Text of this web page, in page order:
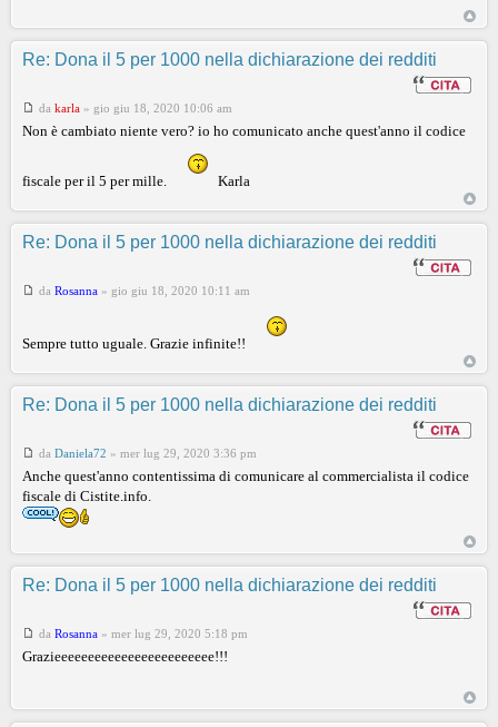
Re: Dona il 5 per 1000 nella dichiarazione dei redditi
da karla » gio giu 18, 2020 10:06 am
Non è cambiato niente vero? io ho comunicato anche quest'anno il codice
fiscale per il 5 per mille. Karla
Re: Dona il 5 per 1000 nella dichiarazione dei redditi
da Rosanna » gio giu 18, 2020 10:11 am
Sempre tutto uguale. Grazie infinite!!
Re: Dona il 5 per 1000 nella dichiarazione dei redditi
da Daniela72 » mer lug 29, 2020 3:36 pm
Anche quest'anno contentissima di comunicare al commercialista il codice
fiscale di Cistite.info.
Re: Dona il 5 per 1000 nella dichiarazione dei redditi
da Rosanna » mer lug 29, 2020 5:18 pm
Grazieeeeeeeeeeeeeeeeeeeeeeee!!!